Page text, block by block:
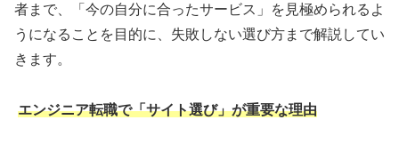
者まで、「今の自分に合ったサービス」を見極められるよ
うになることを目的に、失敗しない選び方まで解説してい
きます。
エンジニア転職で「サイト選び」が重要な理由